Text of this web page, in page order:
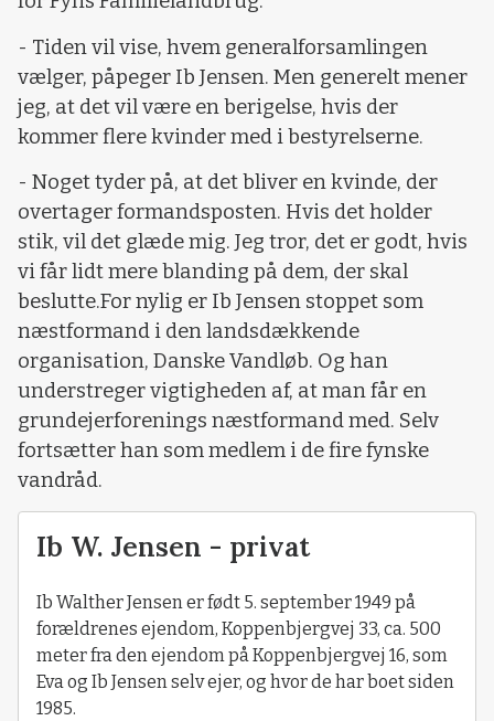
- Tiden vil vise, hvem generalforsamlingen
vælger, påpeger Ib Jensen. Men generelt mener
jeg, at det vil være en berigelse, hvis der
kommer flere kvinder med i bestyrelserne.
- Noget tyder på, at det bliver en kvinde, der
overtager formandsposten. Hvis det holder
stik, vil det glæde mig. Jeg tror, det er godt, hvis
vi får lidt mere blanding på dem, der skal
beslutte.For nylig er Ib Jensen stoppet som
næstformand i den landsdækkende
organisation, Danske Vandløb. Og han
understreger vigtigheden af, at man får en
grundejerforenings næstformand med. Selv
fortsætter han som medlem i de fire fynske
vandråd.
Ib W. Jensen - privat
Ib Walther Jensen er født 5. september 1949 på
forældrenes ejendom, Koppenbjergvej 33, ca. 500
meter fra den ejendom på Koppenbjergvej 16, som
Eva og Ib Jensen selv ejer, og hvor de har boet siden
1985.